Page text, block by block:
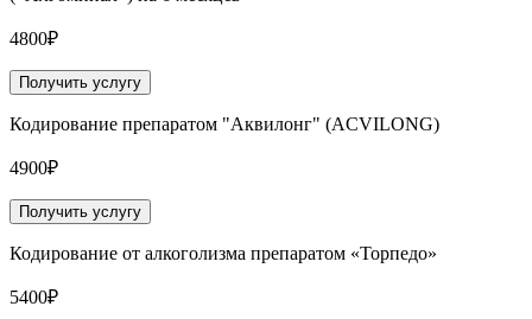
4800₽
Получить услугу
Кодирование препаратом "Аквилонг" (ACVILONG)
4900₽
Получить услугу
Кодирование от алкоголизма препаратом «Торпедо»
5400₽